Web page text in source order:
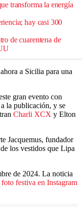
transforma la energía
hay casi 300
de cuarentena de
a Sicilia para una
gran evento con
la publicación, y se
Charli XCX y Elton
Jacquemus, fundador
los vestidos que Lipa
de 2024. La noticia
festiva en Instagram